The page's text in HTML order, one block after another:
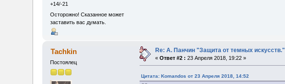
+14/-21
Осторожно! Сказанное может
заставить вас думать.
Tachkin
Постоялец
Re: А. Панчин "Защита от темных искусств."
«Ответ #2 : 23 Апреля 2018, 19:22 »
Цитата: Komandos от 23 Апреля 2018, 14:52